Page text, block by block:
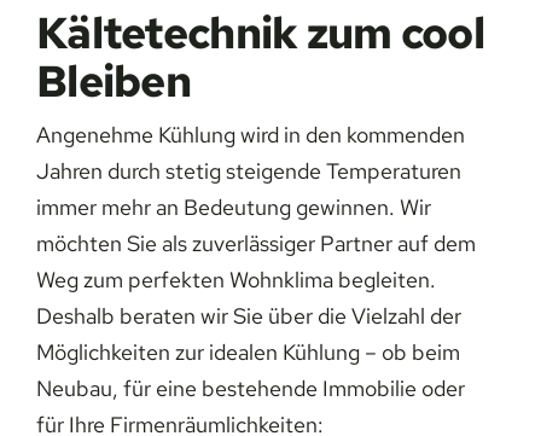
Kältetechnik zum cool
Bleiben
Angenehme Kühlung wird in den kommenden
Jahren durch stetig steigende Temperaturen
immer mehr an Bedeutung gewinnen. Wir
möchten Sie als zuverlässiger Partner auf dem
Weg zum perfekten Wohnklima begleiten.
Deshalb beraten wir Sie über die Vielzahl der
Möglichkeiten zur idealen Kühlung – ob beim
Neubau, für eine bestehende Immobilie oder
für Ihre Firmenräumlichkeiten: